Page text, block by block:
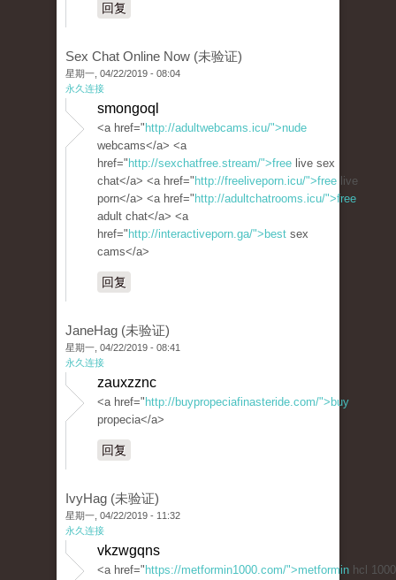
回复
Sex Chat Online Now (未验证)
星期一, 04/22/2019 - 08:04
永久连接
smongoql
<a href=" http://adultwebcams.icu/">nude
webcams</a> <a
href=" http://sexchatfree.stream/">free live sex
chat</a> <a href=" http://freeliveporn.icu/">free live
porn</a> <a href=" http://adultchatrooms.icu/">free
adult chat</a> <a
href=" http://interactiveporn.ga/">best sex
cams</a>
回复
JaneHag (未验证)
星期一, 04/22/2019 - 08:41
永久连接
zauxzznc
<a href=" http://buypropeciafinasteride.com/">buy
propecia</a>
回复
IvyHag (未验证)
星期一, 04/22/2019 - 11:32
永久连接
vkzwgqns
<a href=" https://metformin1000.com/">metformin hcl 1000